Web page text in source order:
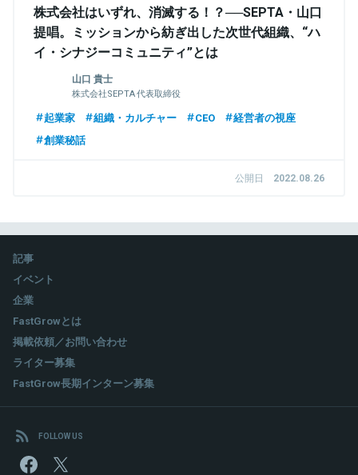
株式会社はいずれ、消滅する！？──SEPTA・山口
提唱。ミッションから紡ぎ出した次世代組織、“ハ
イ・シナジーコミュニティ”とは
山口 貴士
株式会社SEPTA 代表取締役
起業家 組織・カルチャー CEO
経営者の視座
創業秘話
公開日 2022.08.26
記事
イベント
企業
FastGrowとは
掲載依頼／お問い合わせ
ライター募集
FastGrow長期インターン募集
FOLLOW US